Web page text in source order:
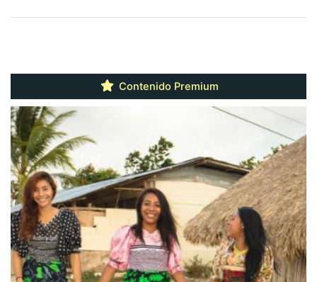
Contenido Premium